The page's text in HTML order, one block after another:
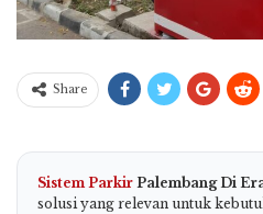
Share
Sistem Parkir Palembang Di
solusi yang relevan untuk